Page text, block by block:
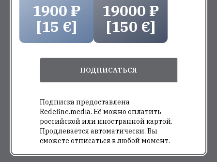
1900 ₽
[15 €]
19000 ₽
[150 €]
ПОДПИСАТЬСЯ
Подписка предоставлена
Redefine.media. Её можно оплатить
российской или иностранной картой.
Продлевается автоматически. Вы
сможете отписаться в любой момент.